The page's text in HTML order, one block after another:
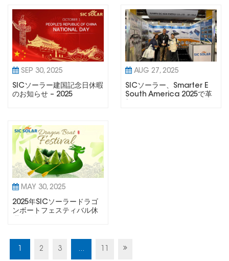
SEP 30, 2025
SICソーラー建国記念日休暇
のお知らせ – 2025
AUG 27, 2025
SICソーラー、Smarter E
South America 2025で革
MAY 30, 2025
2025年SICソーラードラゴ
ンボートフェスティバル休
1 2 3 ... 11